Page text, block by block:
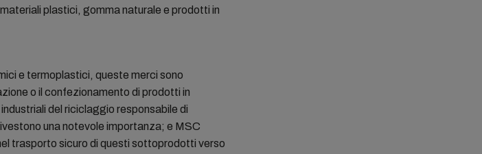
plastici, gomma naturale e prodotti in
e termoplastici, queste merci sono
o il confezionamento di prodotti in
del riciclaggio responsabile di
una notevole importanza; e MSC
trasporto sicuro di questi sottoprodotti verso